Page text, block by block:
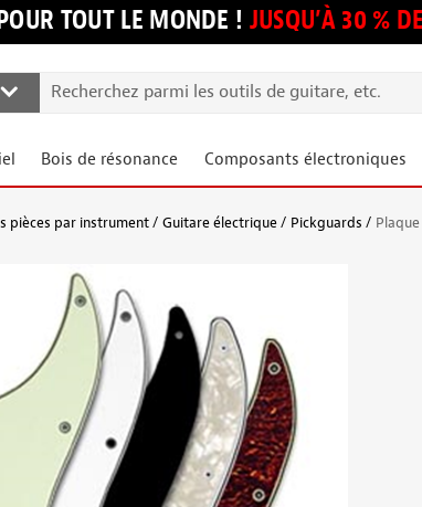
TOUT LE MONDE ! JUSQU’À 30 %
Bois de résonance Composants électroniques
pièces par instrument Guitare électrique Pickguards